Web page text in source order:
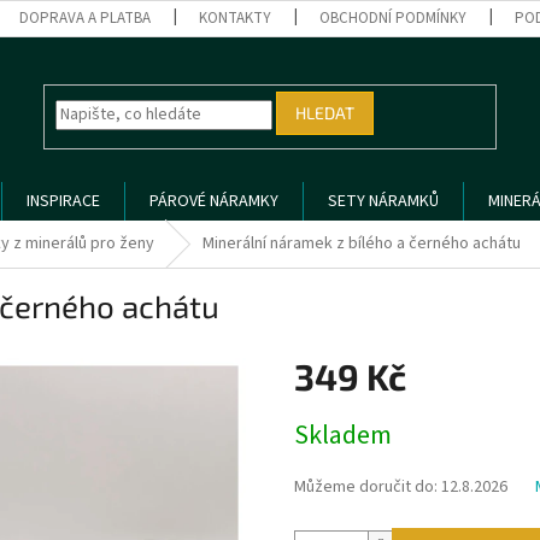
DOPRAVA A PLATBA KONTAKTY OBCHODNÍ PODMÍNKY
HLEDAT
INSPIRACE PÁROVÉ NÁRAMKY SETY NÁRAMKŮ
z minerálů pro ženy Minerální náramek z bílého a černého achátu
achátu
349 Kč
cena:
Skladem
Můžeme doručit do: 12.8.2026